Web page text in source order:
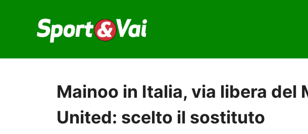
contenuto
Mainoo in Italia, via libera del
United: scelto il sostituto